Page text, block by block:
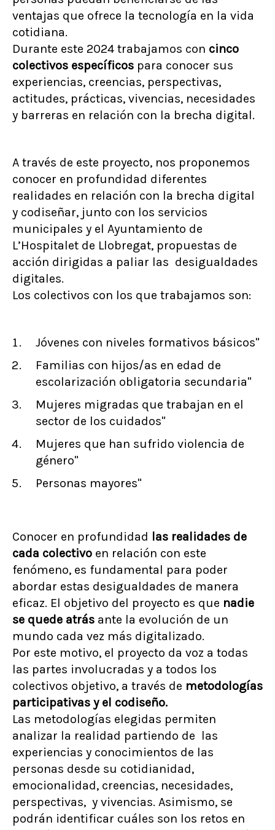
ventajas que ofrece la tecnología en la vida
cotidiana.
Durante este 2024 trabajamos con cinco
colectivos específicos para conocer sus
experiencias, creencias, perspectivas,
actitudes, prácticas, vivencias, necesidades
y barreras en relación con la brecha digital.
A través de este proyecto, nos proponemos
conocer en profundidad diferentes
realidades en relación con la brecha digital
y codiseñar, junto con los servicios
municipales y el Ayuntamiento de
L’Hospitalet de Llobregat, propuestas de
acción dirigidas a paliar las desigualdades
digitales.
Los colectivos con los que trabajamos son:
Jóvenes con niveles formativos básicos"
Familias con hijos/as en edad de
escolarización obligatoria secundaria"
Mujeres migradas que trabajan en el
sector de los cuidados"
Mujeres que han sufrido violencia de
género"
Personas mayores"
Conocer en profundidad las realidades de
cada colectivo en relación con este
fenómeno, es fundamental para poder
abordar estas desigualdades de manera
eficaz. El objetivo del proyecto es que nadie
se quede atrás ante la evolución de un
mundo cada vez más digitalizado.
Por este motivo, el proyecto da voz a todas
las partes involucradas y a todos los
colectivos objetivo, a través de metodologías
participativas y el codiseño.
Las metodologías elegidas permiten
analizar la realidad partiendo de las
experiencias y conocimientos de las
personas desde su cotidianidad,
emocionalidad, creencias, necesidades,
perspectivas, y vivencias. Asimismo, se
podrán identificar cuáles son los retos en